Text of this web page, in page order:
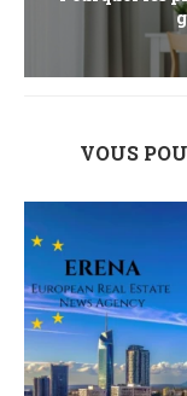
VOUS